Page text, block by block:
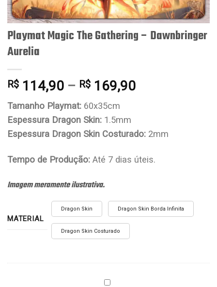
Playmat Magic The Gathering – Dawnbringer
Aurelia
R$ 114,90 – R$ 169,90
Tamanho Playmat: 60x35cm
Espessura Dragon Skin: 1.5mm
Espessura Dragon Skin Costurado: 2mm
Tempo de Produção: Até 7 dias úteis.
Imagem meramente ilustrativa.
MATERIAL
Dragon Skin Dragon Skin Borda Infinita
Dragon Skin Costurado
Porta